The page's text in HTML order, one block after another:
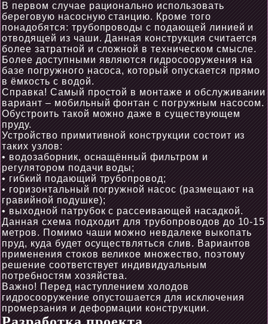
В первом случае рационально использовать
береговую насосную станцию. Кроме того
понадобятся: трубопроводы с подающей линией и
отводящей из чаши. Данная конструкция считается
более затратной и сложной в техническом смысле.
Более доступными являются гидросооружения на
базе погружного насоса, который опускается прямо
в ёмкость с водой.
Справка! Самый простой в монтаже и обслуживании
вариант – мобильный фонтан с погружным насосом.
Обустроить такой можно даже в существующем
пруду.
Устройство примитивной конструкции состоит из
таких узлов:
• водозаборник, оснащённый фильтром и
регулятором подачи воды;
• гибкий подающий трубопровод;
• горизонтальный погружной насос (размещают на
гравийной подушке);
• выходной патрубок с рассеивающей насадкой.
Данная схема подходит для трубопроводов до 10-15
метров. Помимо чаши можно невдалеке выкопать
пруд, куда будет осуществляться слив. Вариантов
применения стоков великое множество, поэтому
решение соответствует индивидуальным
потребностям хозяйства.
Важно! Перед наступлением холодов
гидросооружение опустошается для исключения
промерзания и деформации конструкции.